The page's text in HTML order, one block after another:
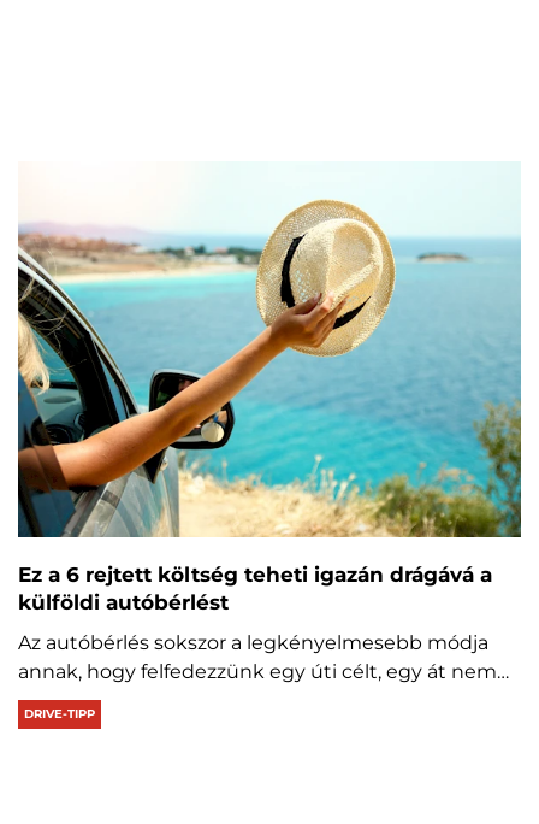
Ez a 6 rejtett költség teheti igazán drágává a
külföldi autóbérlést
Az autóbérlés sokszor a legkényelmesebb módja
annak, hogy felfedezzünk egy úti célt, egy át nem…
DRIVE-TIPP